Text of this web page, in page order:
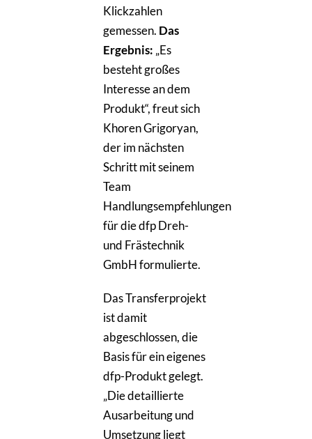
Klickzahlen
gemessen. Das
Ergebnis: „Es
besteht großes
Interesse an dem
Produkt“, freut sich
Khoren Grigoryan,
der im nächsten
Schritt mit seinem
Team
Handlungsempfehlungen
für die dfp Dreh-
und Frästechnik
GmbH formulierte.
Das Transferprojekt
ist damit
abgeschlossen, die
Basis für ein eigenes
dfp-Produkt gelegt.
„Die detaillierte
Ausarbeitung und
Umsetzung liegt